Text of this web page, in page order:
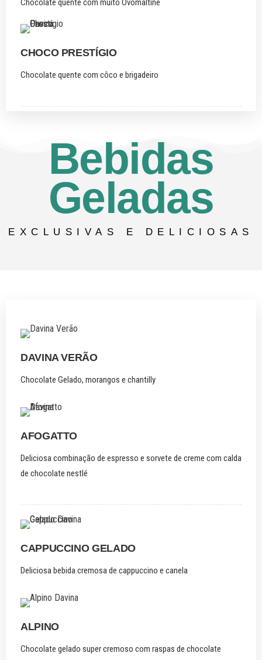
Chocolate quente com muito Ovomaltine
CHOCO PRESTÍGIO
Chocolate quente com côco e brigadeiro
Bebidas
Geladas
EXCLUSIVAS E DELICIOSAS
DAVINA VERÃO
Chocolate Gelado, morangos e chantilly
AFOGATTO
Deliciosa combinação de espresso e sorvete de creme com calda
de chocolate nestlé
CAPPUCCINO GELADO
Deliciosa bebida cremosa de cappuccino e canela
ALPINO
Chocolate gelado super cremoso com raspas de chocolate